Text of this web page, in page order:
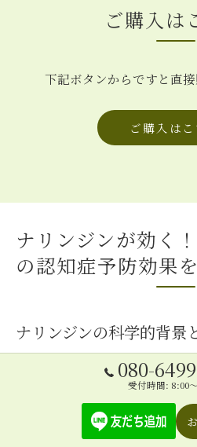
ご購入は
下記ボタンからですと直接
ご購入はこ
ナリンジンが効く
の認知症予防効果
ナリンジンの科学的背景
ナリンジンは柑橘類に含まれる
その健康効果は長い間注目され
化作用や抗炎症作用が豊富であ
康維持に寄与するとされていま
080-
受付時間: 8:00